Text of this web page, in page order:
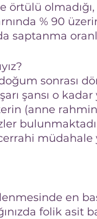
% 90
saptanma
sonrası
şansı o
(anne
müdahale
en
folik asit